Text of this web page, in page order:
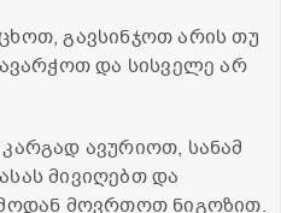
გავსინჯოთ არის თუ
და სისველე არ
ავურიოთ, სანამ
მივიღებთ და
მოვრთოთ ნიგოზით.